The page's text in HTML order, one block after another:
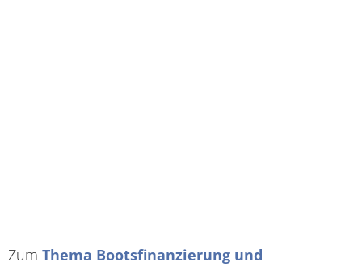
Zum Thema Bootsfinanzierung und